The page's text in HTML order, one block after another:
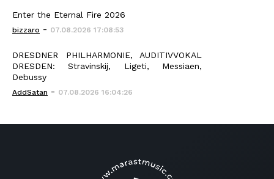
Enter the Eternal Fire 2026
bizzaro - 07.08.2026 17:08:53
DRESDNER PHILHARMONIE, AUDITIVVOKAL
DRESDEN: Stravinskij, Ligeti, Messiaen,
Debussy
AddSatan - 07.08.2026 16:04:26